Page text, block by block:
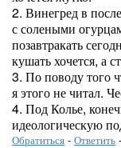
2. Винегред в
с солеными
позавтракать
кушать хочется, а
3. По поводу того
я этого не читал.
4. Под Колье,
идеологическую
Обратиться - Ответить -